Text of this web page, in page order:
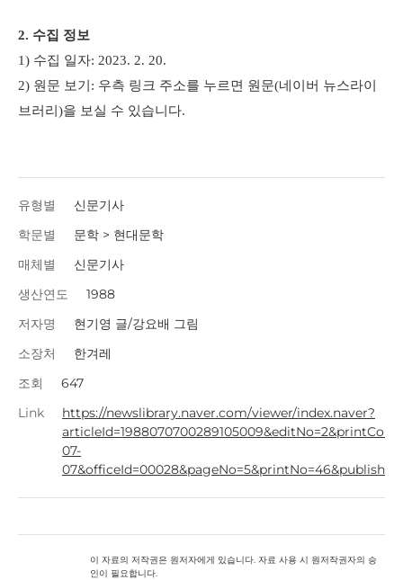
2. 수집 정보
1) 수집 일자: 2023. 2. 20.
2) 원문 보기: 우측 링 크 주소를 누르면 원문(네이버 뉴스라이
브러리)을 보실 수 있습니다.
유형별
신문기사
학문별
문학 > 현대문학
매체별
신문기사
생산연도
1988
저자명
현기영 글/강요배 그림
소장처
한겨레
조회
647
Link
https://newslibrary.naver.com/viewer/index.naver?
07-
이 자료의 저작권은 원저자에게 있습니다. 자료 사용 시 원저작권자의 승
인이 필요합니다.